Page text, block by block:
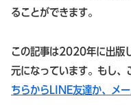
ることができます。
この記事は2020年に出版
元になっています。もし、
ちらからLINE友達か、メ